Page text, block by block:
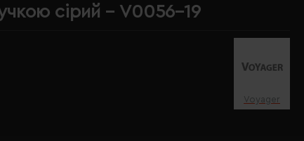
сірий - V0056-19
Voyager